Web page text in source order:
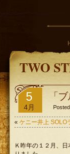
TWO
5
4月
「
« ケニー井上 SOLO
Ｋ昨年の１２月、